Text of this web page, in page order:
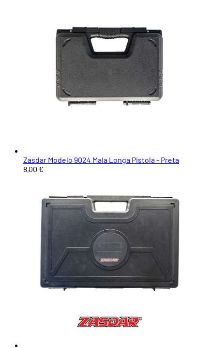
Zasdar Modelo 9024 Mala Longa Pistola - Preta
8,00 €